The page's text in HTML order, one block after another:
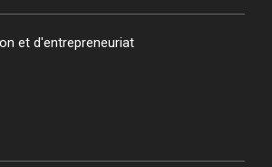
et d'entrepreneuriat